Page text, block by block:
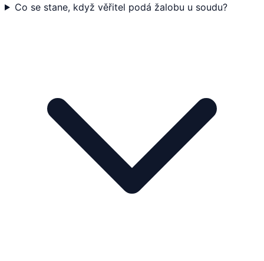
Co se stane, když věřitel podá žalobu u soudu?